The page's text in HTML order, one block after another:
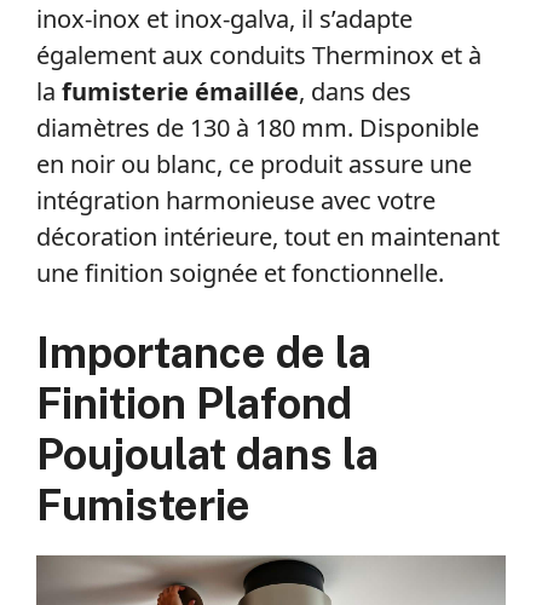
inox-inox et inox-galva, il s’adapte
également aux conduits Therminox et à
la fumisterie émaillée, dans des
diamètres de 130 à 180 mm. Disponible
en noir ou blanc, ce produit assure une
intégration harmonieuse avec votre
décoration intérieure, tout en maintenant
une finition soignée et fonctionnelle.
Importance de la
Finition Plafond
Poujoulat dans la
Fumisterie